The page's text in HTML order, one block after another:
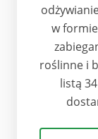
w
roślinne i
listą